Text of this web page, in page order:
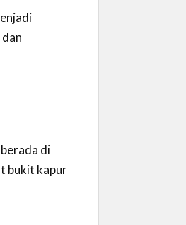
di
bukit kapur